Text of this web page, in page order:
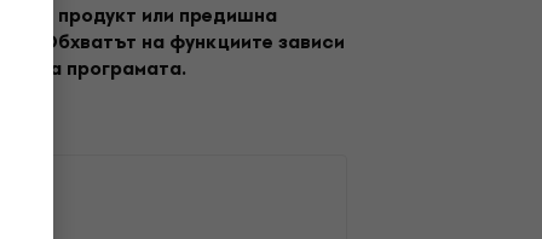
продукт или предишна
Обхватът на функциите зависи
на програмата.